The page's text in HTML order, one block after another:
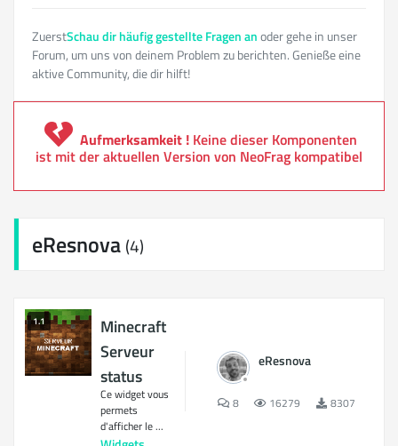
ZuerstSchau dir häufig gestellte Fragen anoder gehe in unser
Forum, um uns von deinem Problem zu berichten. Genieße eine
aktive Community, die dir hilft!
Aufmerksamkeit ! Keine dieser Komponenten
ist mit der aktuellen Version von NeoFrag kompatibel
eResnova (4)
1.1
Minecraft
Serveur
status
Ce widget vous
permets
d'afficher le ...
eResnova
8 16279 8307